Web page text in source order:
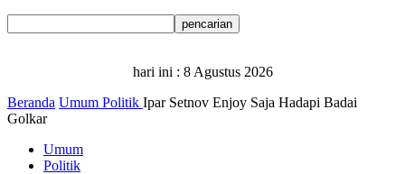
hari ini : 8 Agustus 2026
Beranda Umum Politik Ipar Setnov Enjoy Saja Hadapi Badai
Golkar
Umum
Politik